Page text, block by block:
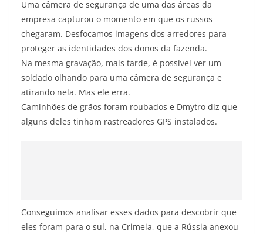
Uma câmera de segurança de uma das áreas da
empresa capturou o momento em que os russos
chegaram. Desfocamos imagens dos arredores para
proteger as identidades dos donos da fazenda.
Na mesma gravação, mais tarde, é possível ver um
soldado olhando para uma câmera de segurança e
atirando nela. Mas ele erra.
Caminhões de grãos foram roubados e Dmytro diz que
alguns deles tinham rastreadores GPS instalados.
Conseguimos analisar esses dados para descobrir que
eles foram para o sul, na Crimeia, que a Rússia anexou